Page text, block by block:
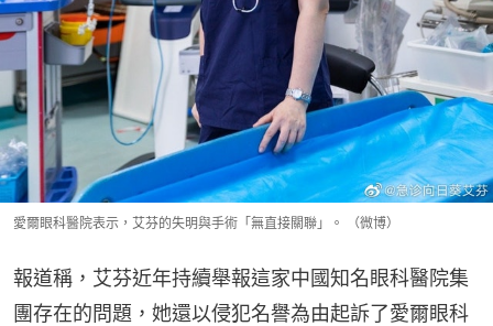
愛爾眼科醫院表示，艾芬的失明與手術「無直接關聯」。 （微博）
報道稱，艾芬近年持續舉報這家中國知名眼科醫院集
團存在的問題，她還以侵犯名譽為由起訴了愛爾眼科